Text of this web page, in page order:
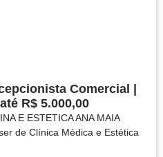
Comercial |
R$ 5.000,00
E ESTETICA ANA MAIA
de Clínica Médica e Estética